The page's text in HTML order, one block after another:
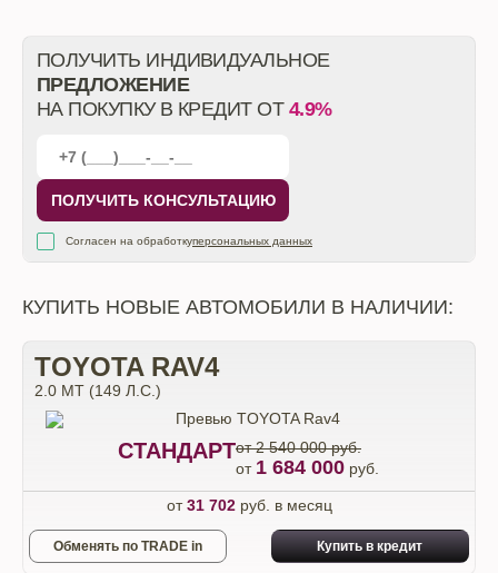
ПОЛУЧИТЬ ИНДИВИДУАЛЬНОЕ
ПРЕДЛОЖЕНИЕ
НА ПОКУПКУ В КРЕДИТ ОТ 4.9%
ПОЛУЧИТЬ КОНСУЛЬТАЦИЮ
Согласен на обработкуперсональных данных
КУПИТЬ НОВЫЕ АВТОМОБИЛИ В НАЛИЧИИ:
TOYOTA RAV4
2.0 MT (149 Л.С.)
СТАНДАРТот 2 540 000 руб.
от 1 684 000 руб.
от31 702руб. в месяц
Обменять по TRADE in Купить в кредит